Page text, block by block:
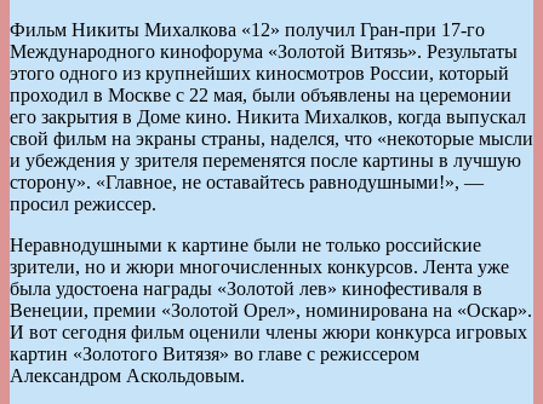
Фильм Никиты Михалкова «12» получил Гран-при 17-го
Международного кинофорума «Золотой Витязь». Результаты
этого одного из крупнейших киносмотров России, который
проходил в Москве с 22 мая, были объявлены на церемонии
его закрытия в Доме кино. Никита Михалков, когда выпускал
свой фильм на экраны страны, наделся, что «некоторые мысли
и убеждения у зрителя переменятся после картины в лучшую
сторону». «Главное, не оставайтесь равнодушными!», —
просил режиссер.
Неравнодушными к картине были не только российские
зрители, но и жюри многочисленных конкурсов. Лента уже
была удостоена награды «Золотой лев» кинофестиваля в
Венеции, премии «Золотой Орел», номинирована на «Оскар».
И вот сегодня фильм оценили члены жюри конкурса игровых
картин «Золотого Витязя» во главе с режиссером
Александром Аскольдовым.